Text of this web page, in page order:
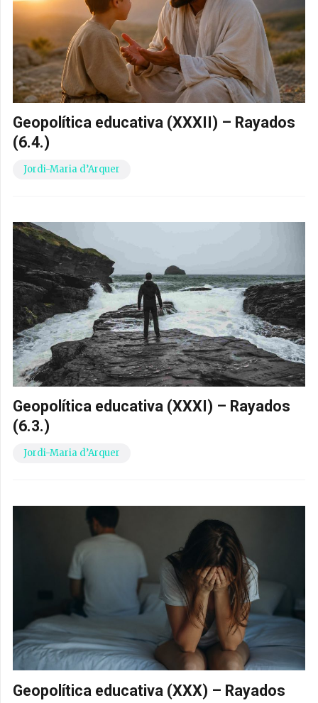
Geopolítica educativa (XXXII) – Rayados
(6.4.)
Jordi-Maria d’Arquer
Geopolítica educativa (XXXI) – Rayados
(6.3.)
Jordi-Maria d’Arquer
Geopolítica educativa (XXX) – Rayados